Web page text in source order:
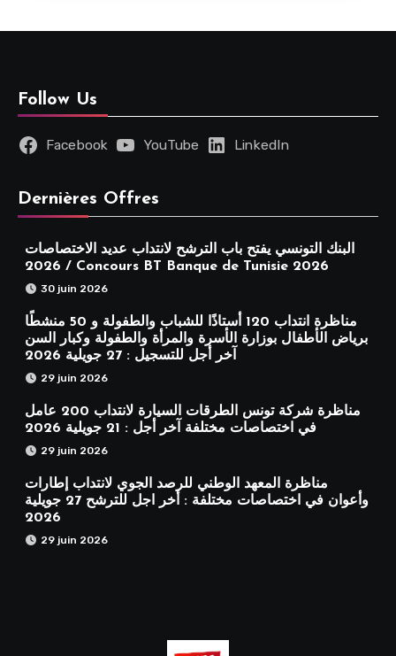
Follow Us
Facebook YouTube LinkedIn
Dernières Offres
البنك التونسي يفتح باب الترشح لانتداب عديد الاختصاصات
2026 / Concours BT Banque de Tunisie 2026
30 juin 2026
مناظرة انتداب 120 أستاذًا للشباب والطفولة و 50 منشطًا
برياض الأطفال بوزارة الأسرة والمرأة والطفولة وكبار السن
آخر أجل للتسجيل : 27 جويلية 2026
29 juin 2026
مناظرة شركة تونس الطرقات السيارة لانتداب 200 عامل
في اختصاصات مختلفة آخر أجل : 21 جويلية 2026
29 juin 2026
مناظرة المعهد الوطني للرصد الجوي لانتداب إطارات
وأعوان في اختصاصات مختلفة : أخر اجل للترشح 27 جويلية
2026
29 juin 2026